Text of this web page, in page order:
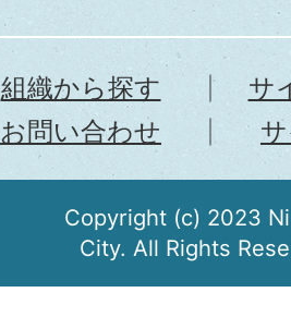
組織から探す
サ
お問い合わせ
Copyright (c) 2023
City. All Rights